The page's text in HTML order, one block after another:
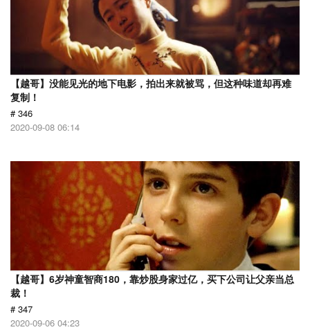
【越哥】没能见光的地下电影，拍出来就被骂，但这种味道却再难
复制！
# 346
2020-09-08 06:14
【越哥】6岁神童智商180，靠炒股身家过亿，买下公司让父亲当总
裁！
# 347
2020-09-06 04:23